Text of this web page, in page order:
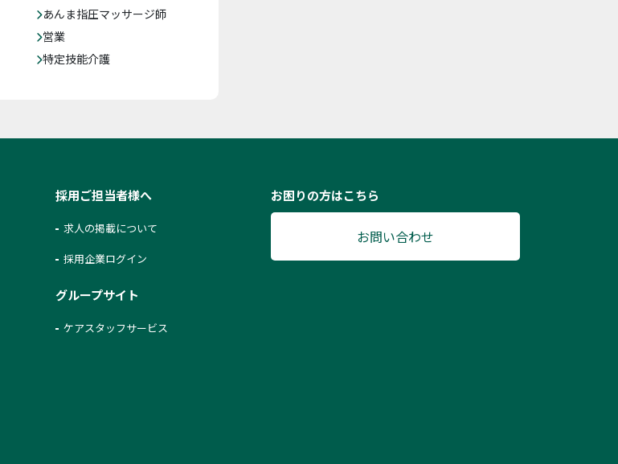
あんま指圧マッサージ師
営業
特定技能介護
採用ご担当者様へ
求人の掲載について
採用企業ログイン
グループサイト
ケアスタッフサービス
お困りの方はこちら
お問い合わせ